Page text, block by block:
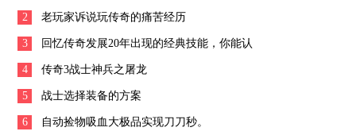
2 老玩家诉说玩传奇的痛苦经历
3 回忆传奇发展20年出现的经典技能，你能认
出几个？
4 传奇3战士神兵之屠龙
5 战士选择装备的方案
6 自动捡物吸血大极品实现刀刀秒。